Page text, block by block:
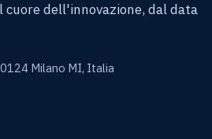
cuore dell'innovazione, dal data
Milano MI, Italia